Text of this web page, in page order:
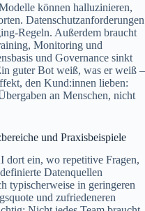
können halluzinieren,
Datenschutzanforderungen
Regeln. Außerdem braucht
Monitoring und
und Governance sinkt
guter Bot weiß, was er weiß –
den Kund:innen lieben:
an Menschen, nicht
und Praxisbeispiele
dort ein, wo repetitive Fragen,
Datenquellen
typischerweise in geringeren
und zufriedeneren